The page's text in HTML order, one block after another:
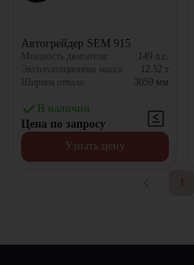
Автогрейдер SEM 915
Мощность двигателя: 149 л.с.
Эксплуатационная масса:
12.52 т
Ширина отвала:
3059 мм
В наличии
Цена по запросу
Узнать цену